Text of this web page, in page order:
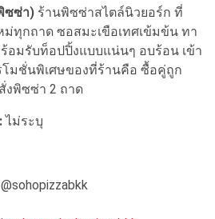
ซซ่า) ร้านพิซซ่าสไตล์นิวยอร์ก ที่
ทุกถาด ซอสมะเขือเทศเข้มข้น ทา
อมรับท็อปปิ้งแบบแน่นๆ อบร้อน เข้า
โมชั่นพิเศษของที่ร้านคือ ซื้อคู่ถูก
งพิซซ่า 2 ถาด
ไม่ระบุ